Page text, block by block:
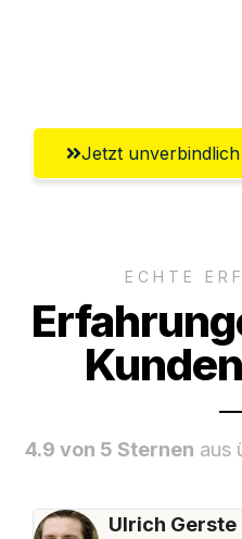
Jetzt
ECHTE
4.9 von 5 Sternen aus
Ulrich Gerste